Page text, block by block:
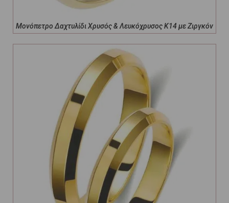
Μονόπετρο Δαχτυλίδι Χρυσός & Λευκόχρυσος Κ14 με Ζιργκόν